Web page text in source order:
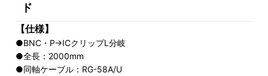
ド
【仕様】
●BNC・P→ICクリップL分岐
●全長：2000mm
●同軸ケーブル：RG-58A/U